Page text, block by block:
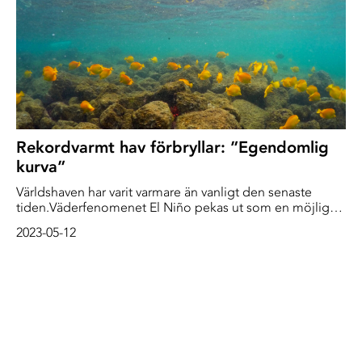
Rekordvarmt hav förbryllar: ”Egendomlig
kurva”
Världshaven har varit varmare än vanligt den senaste
tiden.Väderfenomenet El Niño pekas ut som en möjlig
problem som väntas ge många nya värmerekord.
2023-05-12